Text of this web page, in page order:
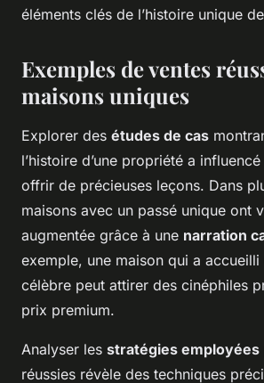
éléments clés de l’histoire unique
Exemples de ventes
maisons uniques
Explorer des études de cas
l’histoire d’une propriété a
offrir de précieuses leçons. Dans
maisons avec un passé unique ont
augmentée grâce à une narration
exemple, une maison qui a
célèbre peut attirer des cinéphiles
prix premium.
Analyser les stratégies employées
réussies révèle des techniques